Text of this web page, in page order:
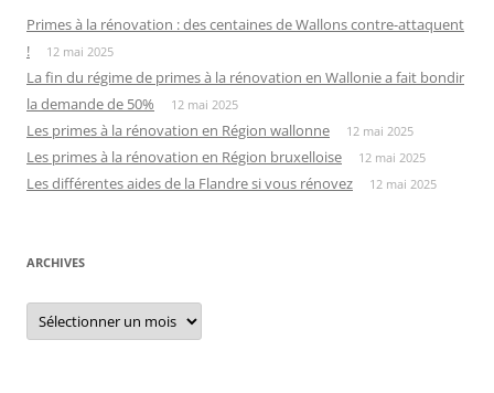
Primes à la rénovation : des centaines de Wallons contre-attaquent
!
12 mai 2025
La fin du régime de primes à la rénovation en Wallonie a fait bondir
la demande de 50%
12 mai 2025
Les primes à la rénovation en Région wallonne 12 mai 2025
Les primes à la rénovation en Région bruxelloise 12 mai 2025
Les différentes aides de la Flandre si vous rénovez 12 mai 2025
ARCHIVES
Archives